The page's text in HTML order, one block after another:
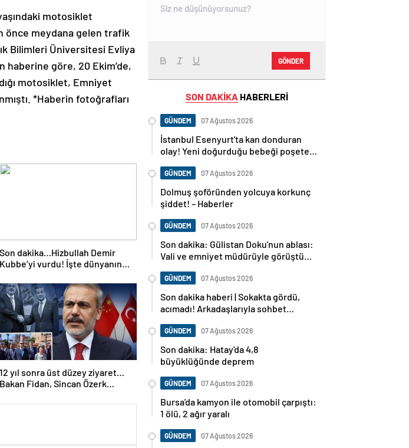
motosiklet
önce meydana gelen trafik
Bilimleri Üniversitesi Evliya
haberine göre, 20 Ekim’de,
motosiklet, Emniyet
*Haberin fotoğrafları
Son dakika…Hizbullah Demir
Kubbe’yi vurdu! İşte dünyanın
12 yıl sonra üst düzey ziyaret…
Bakan Fidan, Sincan Özerk
GÖNDER
SON DAKİKA HABERLERİ
GÜNDEM 07 Ağustos 2026
İstanbul Esenyurt'ta kan donduran
olay! Yeni doğurduğu bebeği poşete
haberleri
GÜNDEM 07 Ağustos 2026
Dolmuş şoföründen yolcuya korkunç
şiddet! – Haberler
GÜNDEM 07 Ağustos 2026
Son dakika: Gülistan Doku'nun ablası:
Vali ve emniyet müdürüyle görüştüm,
GÜNDEM 07 Ağustos 2026
Son dakika haberi | Sokakta gördü,
acımadı! Arkadaşlarıyla sohbet
GÜNDEM 07 Ağustos 2026
Son dakika: Hatay'da 4,8
büyüklüğünde deprem
GÜNDEM 07 Ağustos 2026
Bursa'da kamyon ile otomobil çarpıştı:
1 ölü, 2 ağır yaralı
GÜNDEM 07 Ağustos 2026